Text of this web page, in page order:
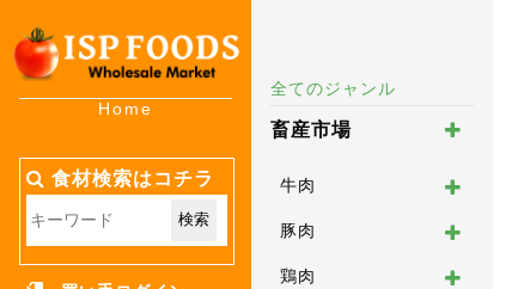
Home
食材検索はコチラ
検索
全てのジャンル
畜産市場
牛肉
豚肉
鶏肉